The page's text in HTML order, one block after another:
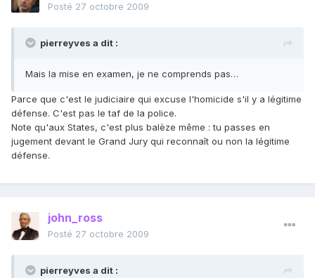
Posté 27 octobre 2009
pierreyves a dit :
Mais la mise en examen, je ne comprends pas…
Parce que c'est le judiciaire qui excuse l'homicide s'il y a légitime
défense. C'est pas le taf de la police.
Note qu'aux States, c'est plus balèze même : tu passes en
jugement devant le Grand Jury qui reconnaît ou non la légitime
défense.
john_ross
Posté 27 octobre 2009
pierreyves a dit :